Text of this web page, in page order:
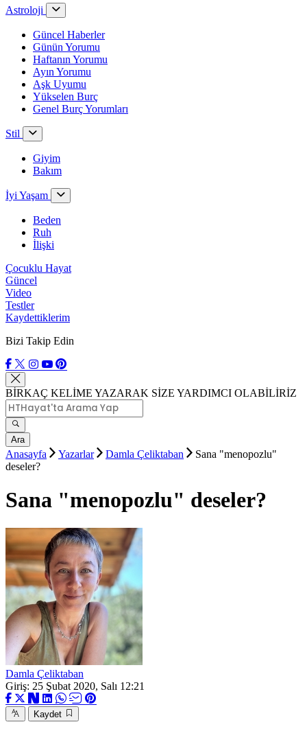
Astroloji
Güncel Haberler
Günün Yorumu
Haftanın Yorumu
Ayın Yorumu
Aşk Uyumu
Yükselen Burç
Genel Burç Yorumları
Stil
Giyim
Bakım
İyi Yaşam
Beden
Ruh
İlişki
Çocuklu Hayat
Güncel
Video
Testler
Kaydettiklerim
Bizi Takip Edin
BİRKAÇ KELİME YAZARAK SİZE YARDIMCI OLABİLİRİZ
Ara
Anasayfa Yazarlar Damla Çeliktaban
Sana "menopozlu"
deseler?
Sana "menopozlu" deseler?
Damla Çeliktaban
Giriş: 25 Şubat 2020, Salı 12:21
Kaydet